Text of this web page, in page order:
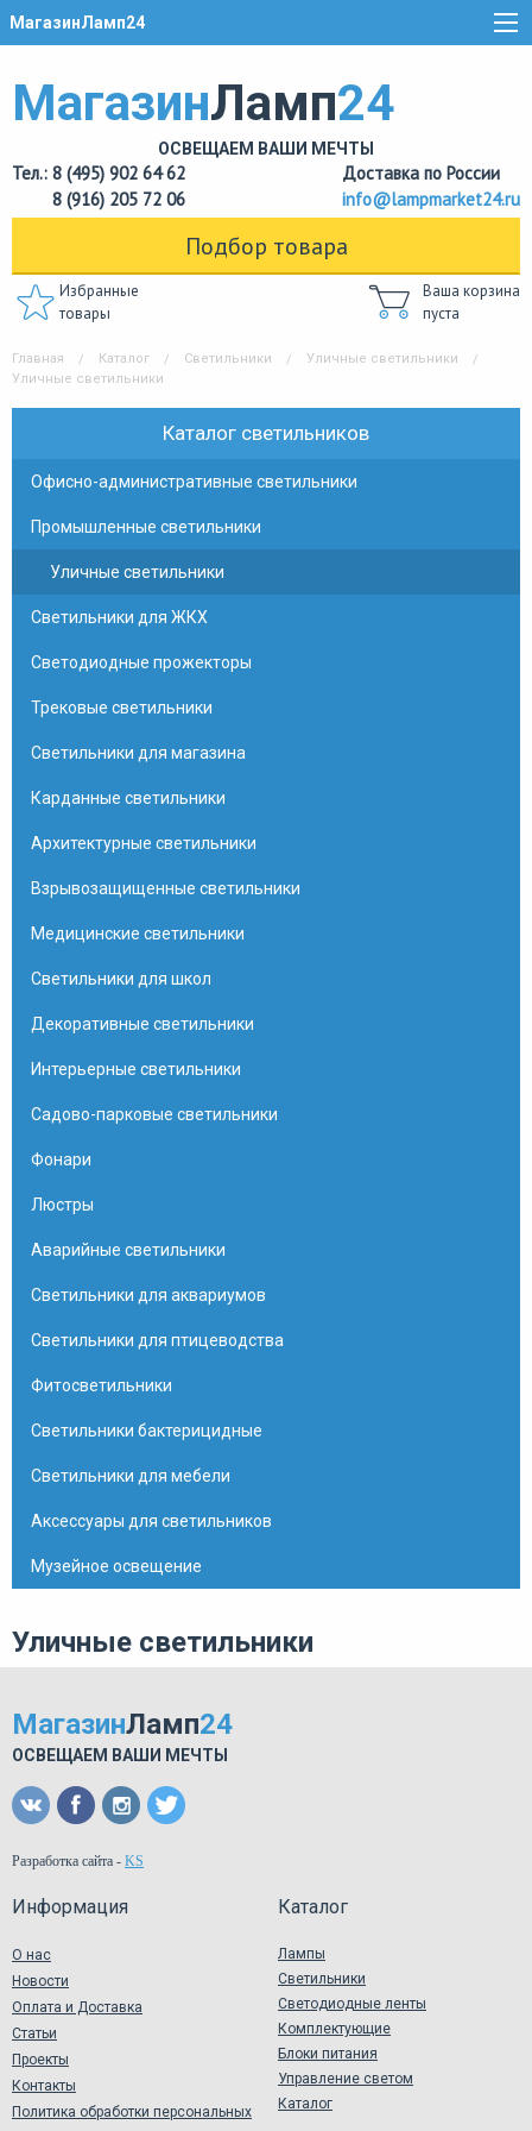
МагазинЛамп24
МагазинЛамп24
ОСВЕЩАЕМ ВАШИ МЕЧТЫ
Тел.: 8 (495) 902 64 62
8 (916) 205 72 06
Доставка по России
info@lampmarket24.ru
Подбор товара
Избранные
товары
Ваша корзина
пуста
Главная Каталог Светильники
Уличные светильники
Уличные светильники
Каталог светильников
Офисно-административные светильники
Промышленные светильники
Уличные светильники
Светильники для ЖКХ
Светодиодные прожекторы
Трековые светильники
Светильники для магазина
Карданные светильники
Архитектурные светильники
Взрывозащищенные светильники
Медицинские светильники
Светильники для школ
Декоративные светильники
Интерьерные светильники
Садово-парковые светильники
Фонари
Люстры
Аварийные светильники
Светильники для аквариумов
Светильники для птицеводства
Фитосветильники
Светильники бактерицидные
Светильники для мебели
Аксессуары для светильников
Музейное освещение
Уличные светильники
МагазинЛамп24
ОСВЕЩАЕМ ВАШИ МЕЧТЫ
Разработка сайта - KS
Информация
О нас
Новости
Оплата и Доставка
Статьи
Проекты
Контакты
Политика обработки персональных
Каталог
Лампы
Светильники
Светодиодные ленты
Комплектующие
Блоки питания
Управление светом
Каталог